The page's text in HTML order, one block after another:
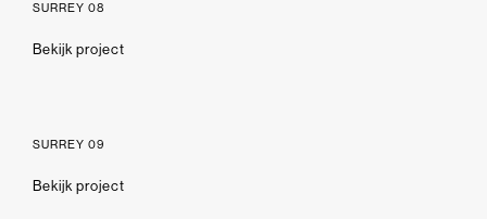
SURREY 08
Bekijk project
SURREY 09
Bekijk project